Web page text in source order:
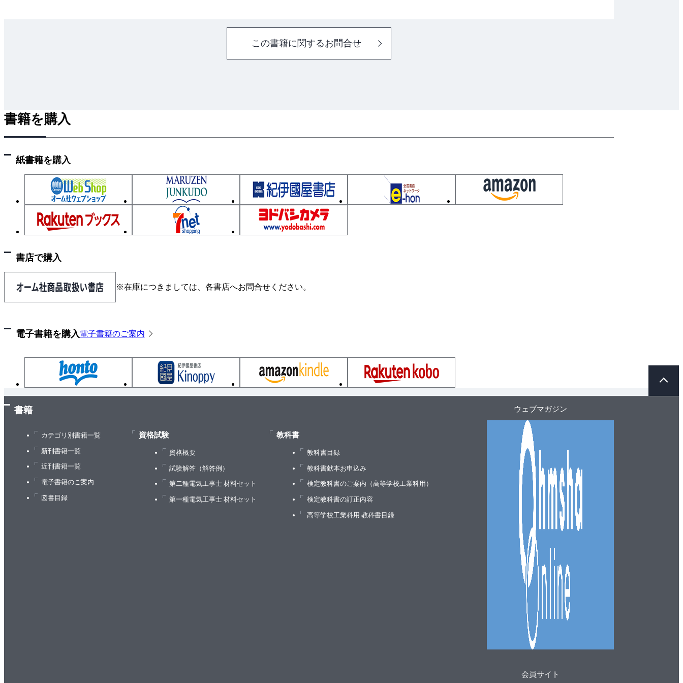
この書籍に関するお問合せ
書籍を購入
紙書籍を購入
書店で購入
※在庫につきましては、各書店へお問合せください。
電子書籍を購入電子書籍のご案内
書籍
カテゴリ別書籍一覧
新刊書籍一覧
近刊書籍一覧
電子書籍のご案内
図書目録
資格試験
資格概要
試験解答（解答例）
第二種電気工事士 材料セット
第一種電気工事士 材料セット
教科書
教科書目録
教科書献本お申込み
検定教科書のご案内（高等学校工業科用）
検定教科書の訂正内容
高等学校工業科用 教科書目録
ウェブマガジン
会員サイト